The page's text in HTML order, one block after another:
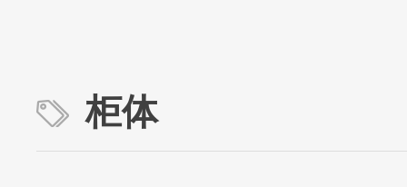
柜体